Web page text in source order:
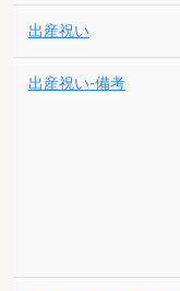
出産祝い
出産祝い-備考